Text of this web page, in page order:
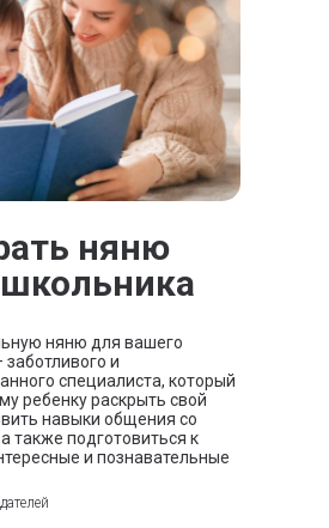
няню
няню для вашего
и
специалиста, который
ребенку раскрыть свой
навыки общения со
также подготовиться к
и познавательные